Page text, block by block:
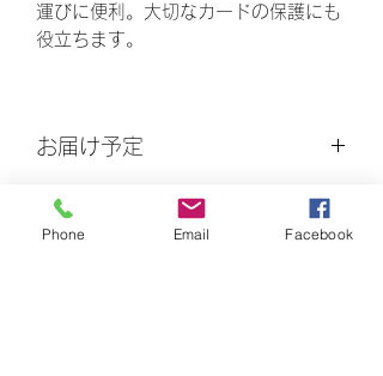
運びに便利。大切なカードの保護にも
役立ちます。
お届け予定
用意出来次第の発送になります。
SDGs HVOC基金
Phone Email Facebook